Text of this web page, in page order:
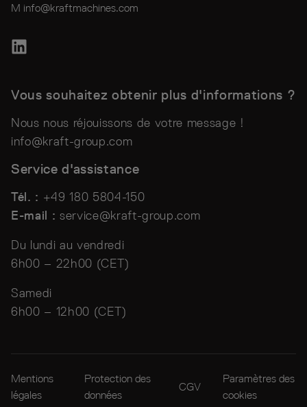
M info@kraftmachines.com
Vous souhaitez obtenir plus d'informations ?
Nous nous réjouissons de votre message !
info@kraft-group.com
Service d'assistance
Tél. : +49 180 5804-150
E-mail : service@kraft-group.com
Du lundi au vendredi
6h00 – 22h00 (CET)
Samedi
6h00 – 12h00 (CET)
Mentions
légales
Protection des
données
CGV
Paramètres des
cookies